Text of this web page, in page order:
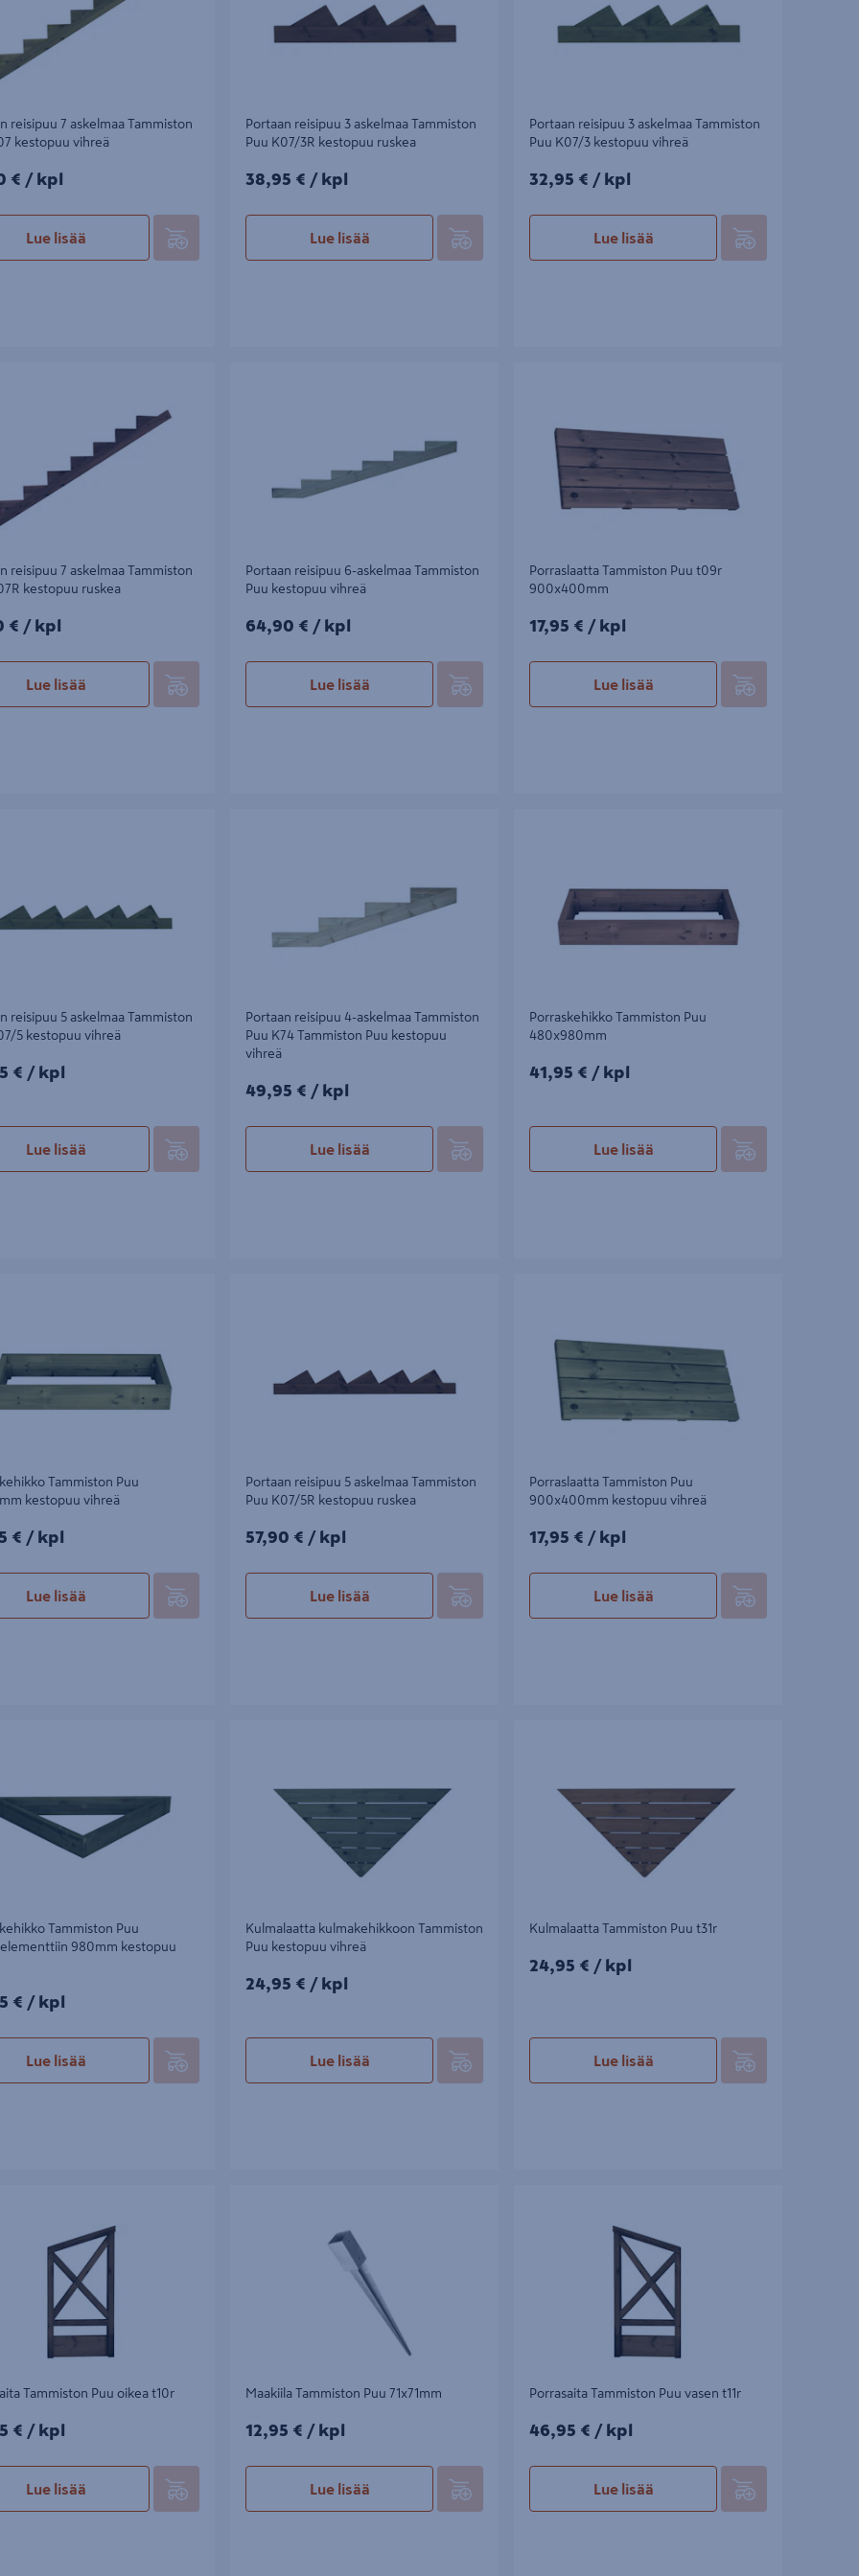
reisipuu 7 askelmaa Tammiston
kestopuu vihreä
kpl
€ / kpl
Lue lisää
Portaan reisipuu 3 askelmaa Tammiston
Puu K07/3R kestopuu ruskea
38,95€/kpl
38,95 € / kpl
Lue lisää
Portaan reisipuu 3 askelmaa Tammiston
Puu K07/3 kestopuu vihreä
32,95€/kpl
32,95 € / kpl
Lue lisää
reisipuu 7 askelmaa Tammiston
kestopuu ruskea
kpl
€ / kpl
Lue lisää
Portaan reisipuu 6-askelmaa Tammiston
Puu kestopuu vihreä
64,90€/kpl
64,90 € / kpl
Lue lisää
Porraslaatta Tammiston Puu t09r
900x400mm
17,95€/kpl
17,95 € / kpl
Lue lisää
reisipuu 5 askelmaa Tammiston
5 kestopuu vihreä
kpl
€ / kpl
Lue lisää
Portaan reisipuu 4-askelmaa Tammiston
Puu K74 Tammiston Puu kestopuu
vihreä
49,95€/kpl
49,95 € / kpl
Lue lisää
Porraskehikko Tammiston Puu
480x980mm
41,95€/kpl
41,95 € / kpl
Lue lisää
Tammiston Puu
kestopuu vihreä
kpl
€ / kpl
Lue lisää
Portaan reisipuu 5 askelmaa Tammiston
Puu K07/5R kestopuu ruskea
57,90€/kpl
57,90 € / kpl
Lue lisää
Porraslaatta Tammiston Puu
900x400mm kestopuu vihreä
17,95€/kpl
17,95 € / kpl
Lue lisää
Tammiston Puu
980mm kestopuu
kpl
€ / kpl
Lue lisää
Kulmalaatta kulmakehikkoon Tammiston
Puu kestopuu vihreä
24,95€/kpl
24,95 € / kpl
Lue lisää
Kulmalaatta Tammiston Puu t31r
24,95€/kpl
24,95 € / kpl
Lue lisää
Tammiston Puu oikea t10r
kpl
€ / kpl
Lue lisää
Maakiila Tammiston Puu 71x71mm
12,95€/kpl
12,95 € / kpl
Lue lisää
Porrasaita Tammiston Puu vasen t11r
46,95€/kpl
46,95 € / kpl
Lue lisää